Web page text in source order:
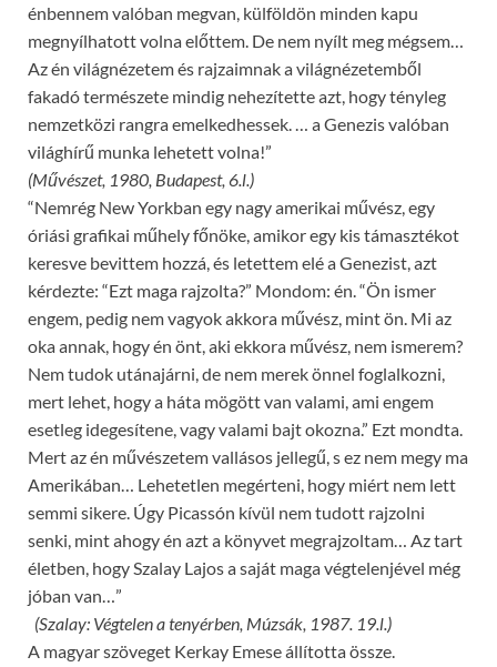
énbennem valóban megvan, külföldön minden kapu
megnyílhatott volna előttem. De nem nyílt meg mégsem…
Az én világnézetem és rajzaimnak a világnézetemből
fakadó természete mindig nehezítette azt, hogy tényleg
nemzetközi rangra emelkedhessek. … a Genezis valóban
világhírű munka lehetett volna!”
(Művészet, 1980, Budapest, 6.l.)
“Nemrég New Yorkban egy nagy amerikai művész, egy
óriási grafikai műhely főnöke, amikor egy kis támasztékot
keresve bevittem hozzá, és letettem elé a Genezist, azt
kérdezte: “Ezt maga rajzolta?” Mondom: én. “Ön ismer
engem, pedig nem vagyok akkora művész, mint ön. Mi az
oka annak, hogy én önt, aki ekkora művész, nem ismerem?
Nem tudok utánajárni, de nem merek önnel foglalkozni,
mert lehet, hogy a háta mögött van valami, ami engem
esetleg idegesítene, vagy valami bajt okozna.” Ezt mondta.
Mert az én művészetem vallásos jellegű, s ez nem megy ma
Amerikában… Lehetetlen megérteni, hogy miért nem lett
semmi sikere. Úgy Picassón kívül nem tudott rajzolni
senki, mint ahogy én azt a könyvet megrajzoltam… Az tart
életben, hogy Szalay Lajos a saját maga végtelenjével még
jóban van…”
(Szalay: Végtelen a tenyérben, Múzsák, 1987. 19.l.)
A magyar szöveget Kerkay Emese állította össze.